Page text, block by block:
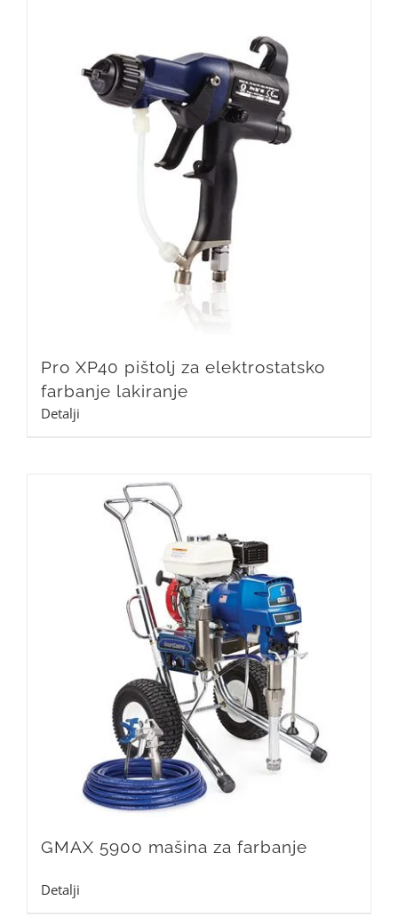
Pro XP40 pištolj za elektrostatsko
farbanje lakiranje
Detalji
GMAX 5900 mašina za farbanje
Detalji